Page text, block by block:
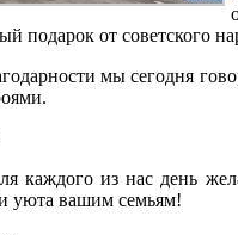
подарок от советского
мы сегодня
каждого из нас день
уюта вашим семьям!